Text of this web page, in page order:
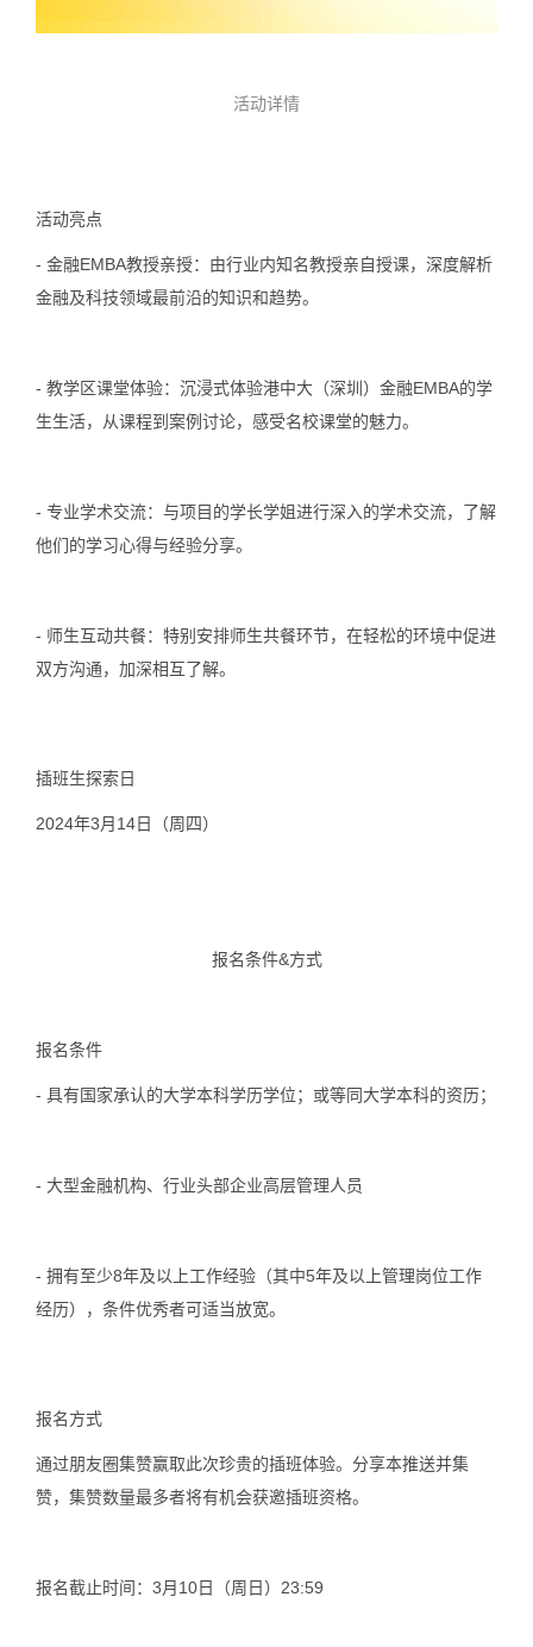
活动详情
活动亮点
- 金融EMBA教授亲授：由行业内知名教授亲自授课，深度解析
金融及科技领域最前沿的知识和趋势。
- 教学区课堂体验：沉浸式体验港中大（深圳）金融EMBA的学
生生活，从课程到案例讨论，感受名校课堂的魅力。
- 专业学术交流：与项目的学长学姐进行深入的学术交流，了解
他们的学习心得与经验分享。
- 师生互动共餐：特别安排师生共餐环节，在轻松的环境中促进
双方沟通，加深相互了解。
插班生探索日
2024年3月14日（周四）
报名条件&方式
报名条件
- 具有国家承认的大学本科学历学位；或等同大学本科的资历；
- 大型金融机构、行业头部企业高层管理人员
- 拥有至少8年及以上工作经验（其中5年及以上管理岗位工作
经历），条件优秀者可适当放宽。
报名方式
通过朋友圈集赞赢取此次珍贵的插班体验。分享本推送并集
赞，集赞数量最多者将有机会获邀插班资格。
报名截止时间：3月10日（周日）23:59